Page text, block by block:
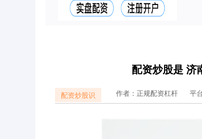
配资炒股是 济
配资炒股识 作者：正规配资杠杆 平